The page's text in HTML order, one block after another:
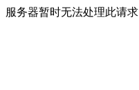
服务器暂时无法处理此请求